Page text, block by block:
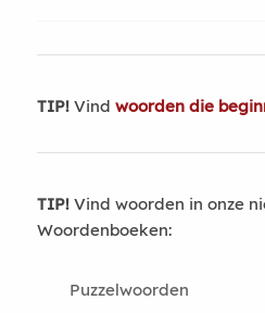
TIP!Vind woorden die
TIP!Vind woorden in onze
Woordenboeken:
Puzzelwoorden